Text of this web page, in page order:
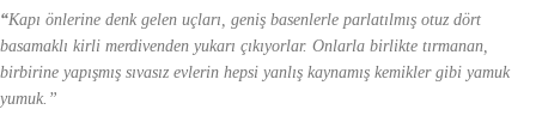
“Kapı önlerine denk gelen uçları, geniş basenlerle parlatılmış otuz dört
basamaklı kirli merdivenden yukarı çıkıyorlar. Onlarla birlikte tırmanan,
birbirine yapışmış sıvasız evlerin hepsi yanlış kaynamış kemikler gibi yamuk
yumuk.”